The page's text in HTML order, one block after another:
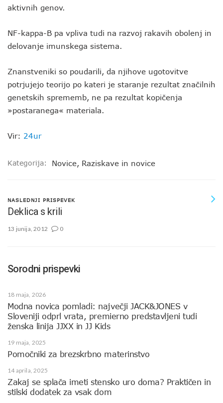
aktivnih genov.
NF-kappa-B pa vpliva tudi na razvoj rakavih obolenj in
delovanje imunskega sistema.
Znanstveniki so poudarili, da njihove ugotovitve
potrjujejo teorijo po kateri je staranje rezultat značilnih
genetskih sprememb, ne pa rezultat kopičenja
»postaranega« materiala.
Vir: 24ur
Kategorija: Novice, Raziskave in novice
NASLEDNJI PRISPEVEK
Deklica s krili
13 junija, 2012 0
Sorodni prispevki
18 maja, 2026
Modna novica pomladi: največji JACK&JONES v
Sloveniji odprl vrata, premierno predstavljeni tudi
ženska linija JJXX in JJ Kids
19 maja, 2025
Pomočniki za brezskrbno materinstvo
14 aprila, 2025
Zakaj se splača imeti stensko uro doma? Praktičen in
stilski dodatek za vsak dom